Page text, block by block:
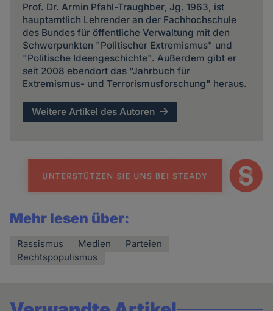
Prof. Dr. Armin Pfahl-Traughber, Jg. 1963, ist
hauptamtlich Lehrender an der Fachhochschule
des Bundes für öffentliche Verwaltung mit den
Schwerpunkten "Politischer Extremismus" und
"Politische Ideengeschichte". Außerdem gibt er
seit 2008 ebendort das "Jahrbuch für
Extremismus- und Terrorismusforschung" heraus.
Weitere Artikel des Autoren
Mehr lesen über:
Rassismus Medien
Parteien
Rechtspopulismus